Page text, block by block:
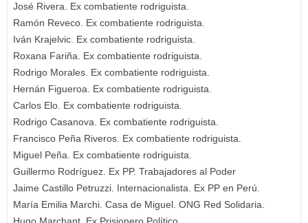
José Rivera. Ex combatiente rodriguista.
Ramón Reveco. Ex combatiente rodriguista.
Iván Krajelvic. Ex combatiente rodriguista.
Roxana Fariña. Ex combatiente rodriguista.
Rodrigo Morales. Ex combatiente rodriguista.
Hernán Figueroa. Ex combatiente rodriguista.
Carlos Elo. Ex combatiente rodriguista.
Rodrigo Casanova. Ex combatiente rodriguista.
Francisco Peña Riveros. Ex combatiente rodriguista.
Miguel Peña. Ex combatiente rodriguista.
Guillermo Rodríguez. Ex PP. Trabajadores al Poder
Jaime Castillo Petruzzi. Internacionalista. Ex PP en Perú.
María Emilia Marchi. Casa de Miguel. ONG Red Solidaria.